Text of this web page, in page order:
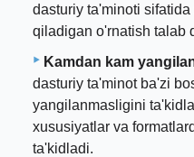
dasturiy ta'minoti
qiladigan o'rnatish talab
Kamdan kam
dasturiy ta'minot ba'zi
yangilanmasligini
xususiyatlar va
ta'kidladi.